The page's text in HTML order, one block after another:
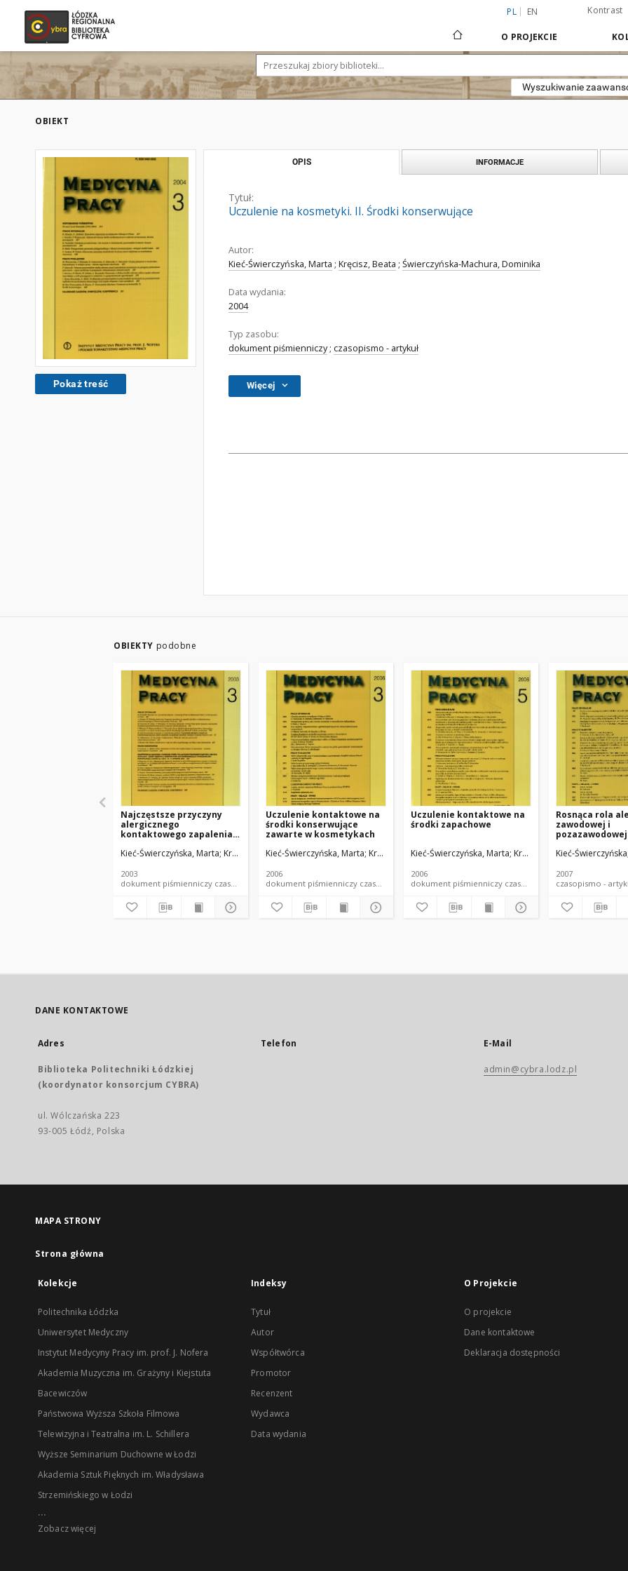
PL EN Kontrast
O PROJEKCIE
Wyszukiwanie
OBIEKT
Pokaż treść
OPIS INFORMACJE
Tytuł:
Uczulenie na kosmetyki. II. Środki konserwujące
Autor:
Kieć-Świerczyńska, Marta ; Kręcisz, Beata ; Świerczyńska-Machura, Dominika
Data wydania:
2004
Typ zasobu:
dokument piśmienniczy; czasopismo - artykuł
Więcej
OBIEKTY podobne
Najczęstsze przyczyny
alergicznego
kontaktowego zapalenia
podstawie materiału
w Łodzi
Kieć-Świerczyńska, Marta Kręcisz, Beata Świerczyńska-Machura, Dominika
2003
dokument piśmienniczy czasopismo - artykuł
Uczulenie kontaktowe na
środki konserwujące
zawarte w kosmetykach
Kieć-Świerczyńska, Marta Kręcisz, Beata Świerczyńska-Machura, Dominika
2006
dokument piśmienniczy czasopismo - artykuł
Uczulenie kontaktowe na
środki zapachowe
Kieć-Świerczyńska, Marta Kręcisz, Beata
2006
dokument piśmienniczy czasopismo - artykuł
Rosnąca rola
zawodowej i
Kieć-
2007
DANE KONTAKTOWE
Adres
Biblioteka Politechniki Łódzkiej
(koordynator konsorcjum CYBRA)
ul. Wólczańska 223
93-005 Łódź, Polska
Telefon E-Mail
admin@cybra.lodz.pl
MAPA STRONY
Strona główna
Kolekcje
Politechnika Łódzka
Uniwersytet Medyczny
Instytut Medycyny Pracy im. prof. J. Nofera
Akademia Muzyczna im. Grażyny i Kiejstuta
Bacewiczów
Państwowa Wyższa Szkoła Filmowa
Telewizyjna i Teatralna im. L. Schillera
Wyższe Seminarium Duchowne w Łodzi
Akademia Sztuk Pięknych im. Władysława
Strzemińskiego w Łodzi
...
Zobacz więcej
Indeksy
Tytuł
Autor
Współtwórca
Promotor
Recenzent
Wydawca
Data wydania
O Projekcie
O projekcie
Dane kontaktowe
Deklaracja dostępności